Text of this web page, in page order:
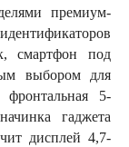
премиум-
смартфон под
выбором для
5-
гаджета
дисплей 4,7-